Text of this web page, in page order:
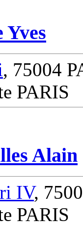
Yves
, 75004
PARIS
Alain
IV,
PARIS